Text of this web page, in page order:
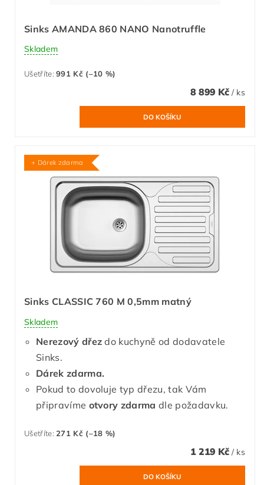
Sinks AMANDA 860 NANO Nanotruffle
Skladem
Ušetříte:991 Kč (–10 %)
8 899 Kč / ks
+ Dárek zdarma
Sinks CLASSIC 760 M 0,5mm matný
Skladem
Nerezový dřez do kuchyně od dodavatele
Sinks.
Dárek zdarma.
Pokud to dovoluje typ dřezu, tak Vám
připravíme otvory zdarma dle požadavku.
Ušetříte: 271 Kč (–18 %)
1 219 Kč / ks